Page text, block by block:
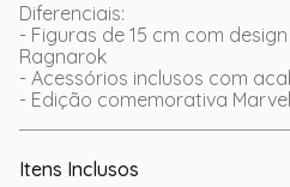
Diferenciais:
- Figuras de 15 cm com
Ragnarok
- Acessórios inclusos com
- Edição comemorativa
Itens Inclusos